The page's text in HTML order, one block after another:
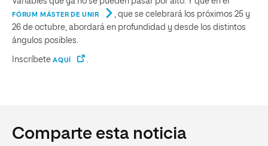
FÓRUM MÁSTER DE UNIR
, que se celebrará los próximos 25 y
26 de octubre, abordará en profundidad y desde los distintos
ángulos posibles.
Inscríbete AQUÍ
Comparte esta noticia